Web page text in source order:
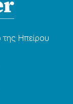
της Ηπείρου